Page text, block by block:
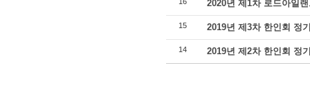
2020년 제1차 로드아일
15 2019년 제3차 한인회 정
14 2019년 제2차 한인회 정